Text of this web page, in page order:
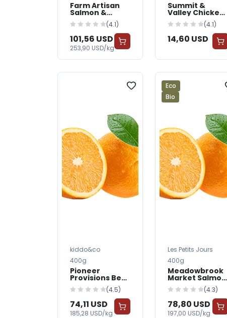
Farm Artisan
Salmon &
Sweet Potato
Dog Food(4.1)
101,56 USD
253,90 USD/kg
Summit &
Valley Chicken
& Rice Dog
Food (4.1)
14,60 USD
kiddo&co
400g
Pioneer
Provisions Beef
Formula Dog
Food (4.5)
74,11 USD
185,28 USD/kg
Eco
Bio
Les Petits Jours
400g
Meadowbrook
Market Salmon
& Sweet Potato
Dog Food -
Fresh
(4.3)
78,80 USD
197,00 USD/kg